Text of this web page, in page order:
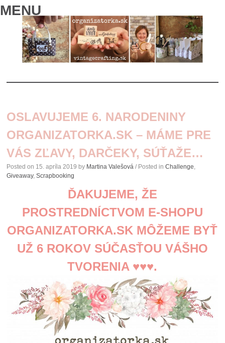
MENU
CONTENT
OSLAVUJEME 6. NARODENINY
ORGANIZATORKA.SK – MÁME PRE
VÁS ZĽAVY, DARČEKY, SÚŤAŽE…
Posted on 15. apríla 2019 by Martina Valešová / Posted inChallenge
Giveaway,Scrapbooking
ĎAKUJEME, ŽE
PROSTREDNÍCTVOM E-SHOPU
ORGANIZATORKA.SK MÔŽEME BYŤ
UŽ 6 ROKOV SÚČASŤOU VÁŠHO
TVORENIA ♥♥♥.